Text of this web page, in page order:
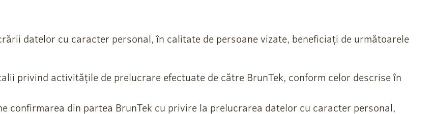
datelor cu caracter personal, în calitate de persoane vizate, beneficiați de următoarele
privind activitățile de prelucrare efectuate de către BrunTek, conform celor descrise în
confirmarea din partea BrunTek cu privire la prelucrarea datelor cu caracter personal,